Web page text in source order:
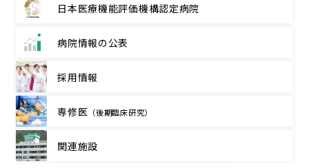
日本医療機能評価機構認定病院
病院情報の公表
採用情報
専修医 （後期臨床研究）
関連施設